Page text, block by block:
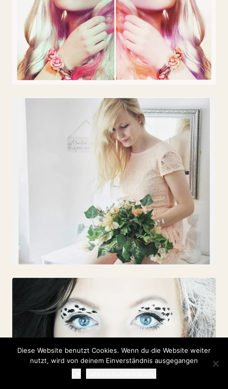
Diese Website benutzt Cookies. Wenn du die Website weiter
nutzt, wird von deinem Einverständnis ausgegangen